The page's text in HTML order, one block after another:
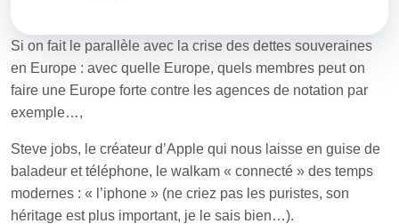
Si on fait le parallèle avec la crise des dettes souveraines
en Europe : avec quelle Europe, quels membres peut on
faire une Europe forte contre les agences de notation par
exemple…,
Steve jobs, le créateur d’Apple qui nous laisse en guise de
baladeur et téléphone, le walkam « connecté » des temps
modernes : « l’iphone » (ne criez pas les puristes, son
héritage est plus important, je le sais bien…).